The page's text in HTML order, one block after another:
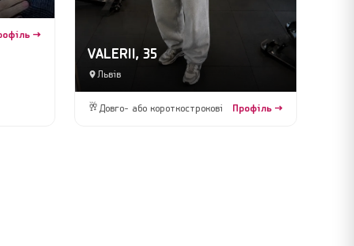
→
VALERII, 35
Львів
🥂 Довго- або короткострокові Профіль →